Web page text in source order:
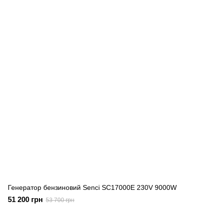
Генератор бензиновий Senci SC17000E 230V 9000W
51 200 грн 53 700 грн